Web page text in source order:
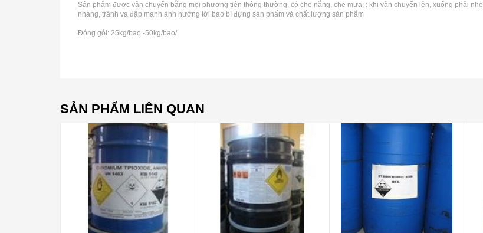
Sản phẩm được vận chuyển bằng mọi phương tiện thông thường, có che nắng, che mưa, : khi vận chuyển lên, xuống phải nhẹ
nhàng, tránh va đập mạnh ảnh hưởng tới bao bì đựng sản phẩm và chất lượng sản phẩm
Đóng gói: 25kg/bao -50kg/bao/
SẢN PHẨM LIÊN QUAN